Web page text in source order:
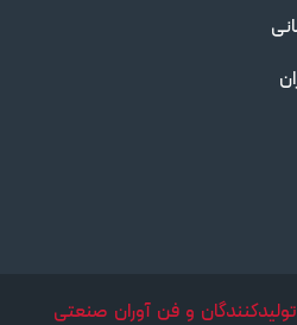
و فن آوران صنعتی